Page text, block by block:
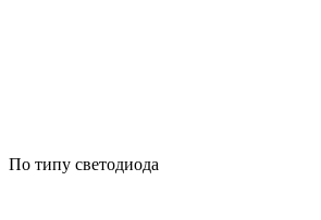
По типу светодиода